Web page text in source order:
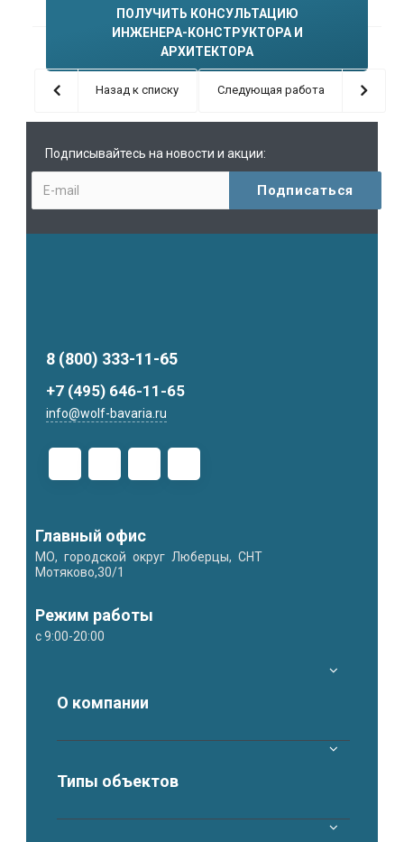
ПОЛУЧИТЬ КОНСУЛЬТАЦИЮ
ИНЖЕНЕРА-КОНСТРУКТОРА И
АРХИТЕКТОРА
Назад к списку Следующая работа
Подписывайтесь на новости и акции:
8 (800) 333-11-65
+7 (495) 646-11-65
info@wolf-bavaria.ru
Главный офис
МО, городской округ Люберцы, СНТ
Мотяково,30/1
Режим работы
с 9:00-20:00
О компании
Типы объектов